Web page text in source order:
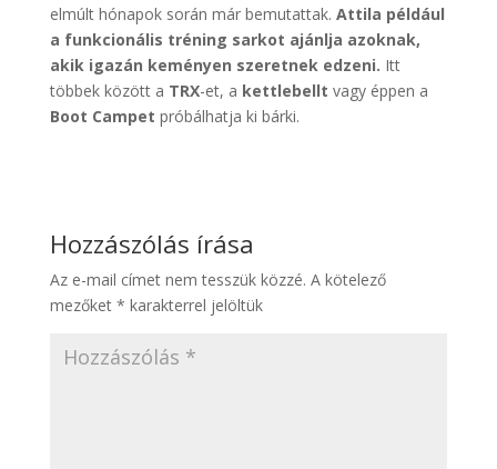
elmúlt hónapok során már bemutattak. Attila például
a funkcionális tréning sarkot ajánlja azoknak,
akik igazán keményen szeretnek edzeni. Itt
többek között a TRX-et, a kettlebellt vagy éppen a
Boot Campet próbálhatja ki bárki.
Hozzászólás írása
Az e-mail címet nem tesszük közzé. A kötelező
mezőket * karakterrel jelöltük